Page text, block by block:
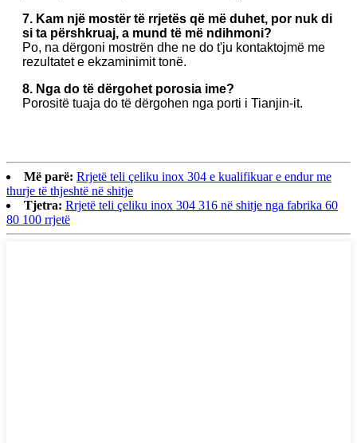
7. Kam një mostër të rrjetës që më duhet, por nuk di
si ta përshkruaj, a mund të më ndihmoni?
Po, na dërgoni mostrën dhe ne do t'ju kontaktojmë me
rezultatet e ekzaminimit tonë.
8. Nga do të dërgohet porosia ime?
Porositë tuaja do të dërgohen nga porti i Tianjin-it.
Më parë: Rrjetë teli çeliku inox 304 e kualifikuar e endur me
thurje të thjeshtë në shitje
Tjetra: Rrjetë teli çeliku inox 304 316 në shitje nga fabrika 60
80 100 rrjetë